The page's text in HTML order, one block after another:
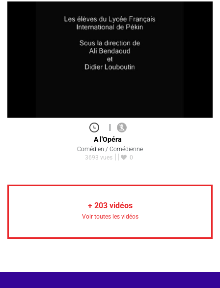
|
A l'Opéra
Comédien / Comédienne
3693 vues
0
+ 203vidéos
Voir toutes les vidéos